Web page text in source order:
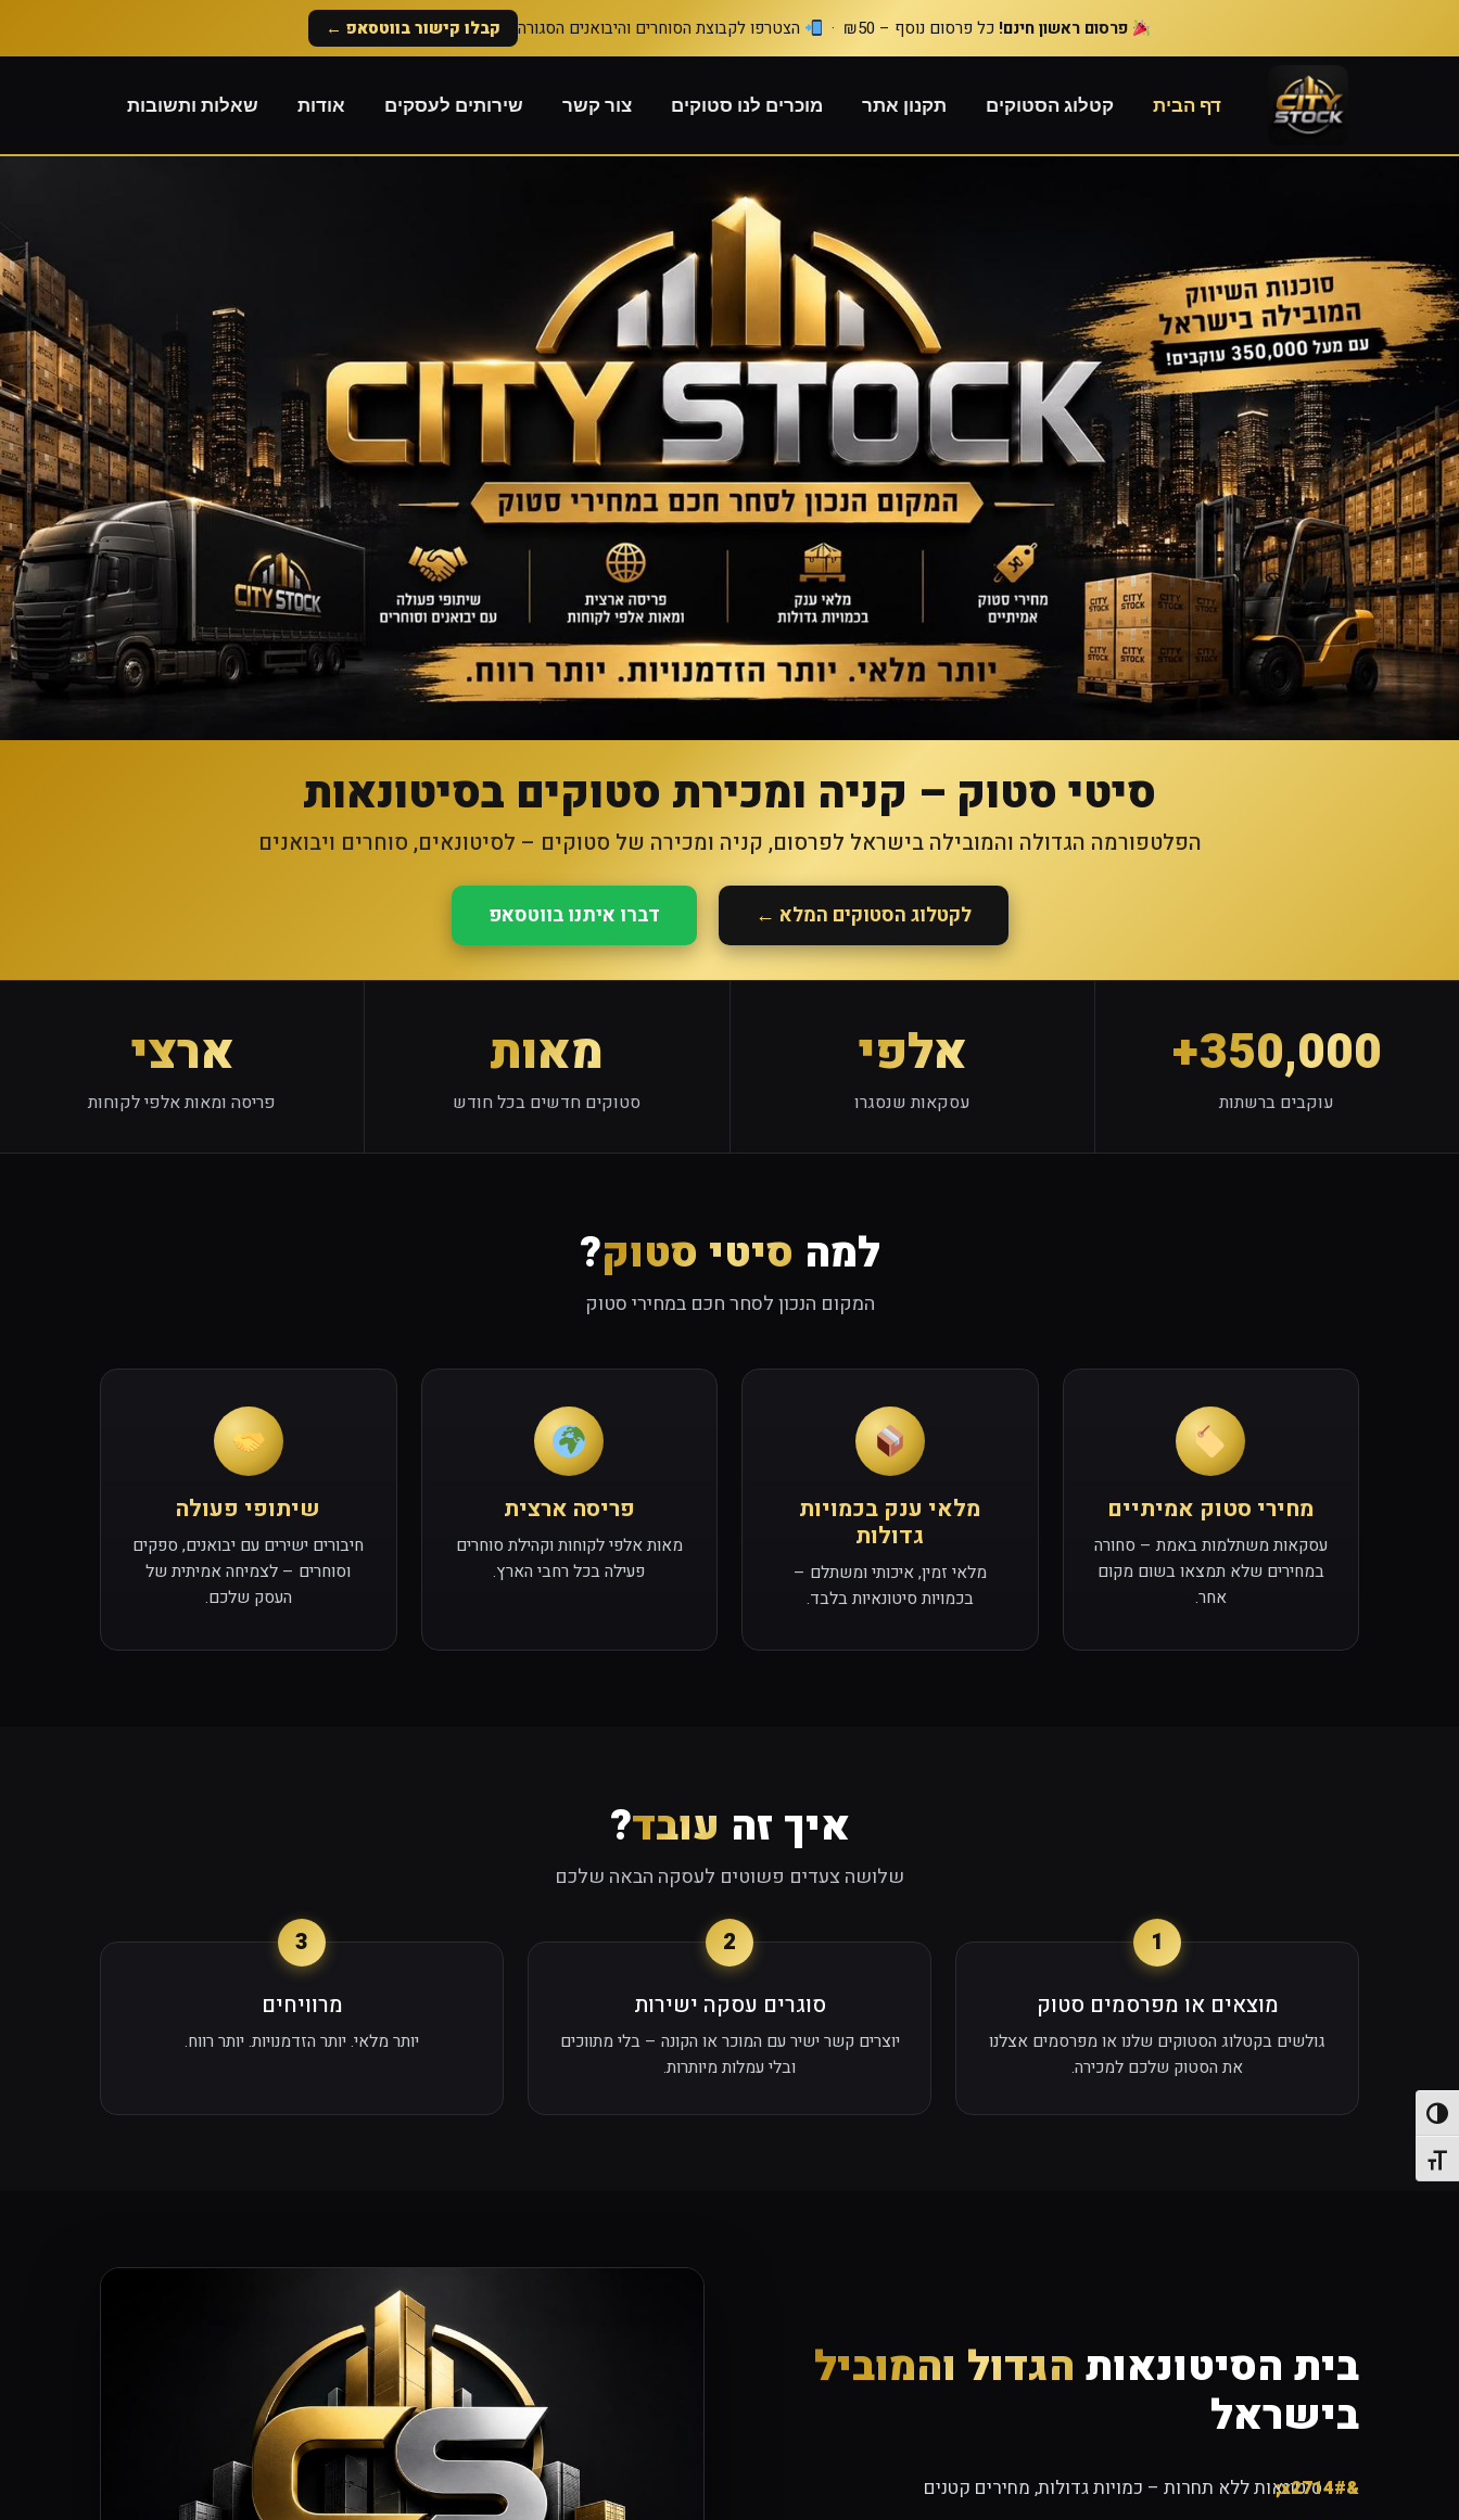
הפעל/כבה ניגודיות גבוהה
מתג גודל גופן
פרסום ראשון חינם! כל פרסום נוסף – ₪50 · הצטרפו לקבוצת הסוחרים והיבואנים הסגורה קבלו קישור בווטסאפ ←
דף הבית קטלוג הסטוקים תקנון אתר מוכרים לנו סטוקים צור קשר שירותים לעסקים אודות שאלות ותשובות
סיטי סטוק – קניה ומכירת סטוקים בסיטונאות
הפלטפורמה הגדולה והמובילה בישראל לפרסום, קניה ומכירה של סטוקים – לסיטונאים, סוחרים ויבואנים
לקטלוג הסטוקים המלא ← דברו איתנו בווטסאפ
350,000+
עוקבים ברשתות
אלפי
עסקאות שנסגרו
מאות
סטוקים חדשים בכל חודש
ארצי
פריסה ומאות אלפי לקוחות
למה סיטי סטוק?
המקום הנכון לסחר חכם במחירי סטוק
מחירי סטוק אמיתיים
עסקאות משתלמות באמת – סחורה
במחירים שלא תמצאו בשום מקום
אחר.
מלאי ענק בכמויות
גדולות
מלאי זמין, איכותי ומשתלם –
בכמויות סיטונאיות בלבד.
פריסה ארצית
מאות אלפי לקוחות וקהילת סוחרים
פעילה בכל רחבי הארץ.
שיתופי פעולה
חיבורים ישירים עם יבואנים, ספקים
וסוחרים – לצמיחה אמיתית של
העסק שלכם.
איך זה עובד?
שלושה צעדים פשוטים לעסקה הבאה שלכם
1
מוצאים או מפרסמים סטוק
גולשים בקטלוג הסטוקים שלנו או מפרסמים אצלנו
את הסטוק שלכם למכירה.
2
סוגרים עסקה ישירות
יוצרים קשר ישיר עם המוכר או הקונה – בלי מתווכים
ובלי עמלות מיותרות.
3
מרוויחים
יותר מלאי. יותר הזדמנויות. יותר רווח.
בית הסיטונאות הגדול והמוביל
בישראל
סיטונאות ללא תחרות – כמויות גדולות, מחירים קטנים